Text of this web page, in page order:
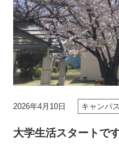
2026年4月10日 キャンパ
大学生活スタートで